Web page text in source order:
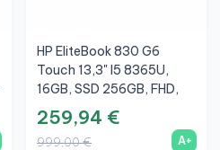
HP EliteBook 830 G6
Touch 13,3" I5 8365U,
16GB, SSD 256GB, FHD,
A+
259,94 €
999,00 € A+